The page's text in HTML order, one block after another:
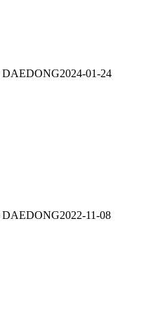
DAEDONG2024-01-24
DAEDONG2022-11-08